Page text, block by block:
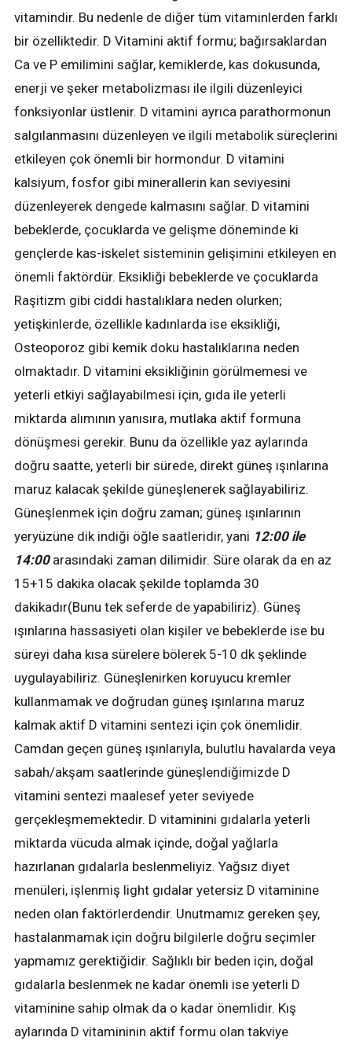
vitamindir. Bu nedenle de diğer tüm vitaminlerden farklı
bir özelliktedir. D Vitamini aktif formu; bağırsaklardan
Ca ve P emilimini sağlar, kemiklerde, kas dokusunda,
enerji ve şeker metabolizması ile ilgili düzenleyici
fonksiyonlar üstlenir. D vitamini ayrıca parathormonun
salgılanmasını düzenleyen ve ilgili metabolik süreçlerini
etkileyen çok önemli bir hormondur. D vitamini
kalsiyum, fosfor gibi minerallerin kan seviyesini
düzenleyerek dengede kalmasını sağlar. D vitamini
bebeklerde, çocuklarda ve gelişme döneminde ki
gençlerde kas-iskelet sisteminin gelişimini etkileyen en
önemli faktördür. Eksikliği bebeklerde ve çocuklarda
Raşitizm gibi ciddi hastalıklara neden olurken;
yetişkinlerde, özellikle kadınlarda ise eksikliği,
Osteoporoz gibi kemik doku hastalıklarına neden
olmaktadır. D vitamini eksikliğinin görülmemesi ve
yeterli etkiyi sağlayabilmesi için, gıda ile yeterli
miktarda alımının yanısıra, mutlaka aktif formuna
dönüşmesi gerekir. Bunu da özellikle yaz aylarında
doğru saatte, yeterli bir sürede, direkt güneş ışınlarına
maruz kalacak şekilde güneşlenerek sağlayabiliriz.
Güneşlenmek için doğru zaman; güneş ışınlarının
yeryüzüne dik indiği öğle saatleridir, yani 12:00 ile
14:00arasındaki zaman dilimidir. Süre olarak da en az
15+15 dakika olacak şekilde toplamda 30
dakikadır(Bunu tek seferde de yapabiliriz). Güneş
ışınlarına hassasiyeti olan kişiler ve bebeklerde ise bu
süreyi daha kısa sürelere bölerek 5-10 dk şeklinde
uygulayabiliriz. Güneşlenirken koruyucu kremler
kullanmamak ve doğrudan güneş ışınlarına maruz
kalmak aktif D vitamini sentezi için çok önemlidir.
Camdan geçen güneş ışınlarıyla, bulutlu havalarda veya
sabah/akşam saatlerinde güneşlendiğimizde D
vitamini sentezi maalesef yeter seviyede
gerçekleşmemektedir. D vitaminini gıdalarla yeterli
miktarda vücuda almak içinde, doğal yağlarla
hazırlanan gıdalarla beslenmeliyiz. Yağsız diyet
menüleri, işlenmiş light gıdalar yetersiz D vitaminine
neden olan faktörlerdendir. Unutmamız gereken şey,
hastalanmamak için doğru bilgilerle doğru seçimler
yapmamız gerektiğidir. Sağlıklı bir beden için, doğal
gıdalarla beslenmek ne kadar önemli ise yeterli D
vitaminine sahip olmak da o kadar önemlidir. Kış
aylarında D vitamininin aktif formu olan takviye